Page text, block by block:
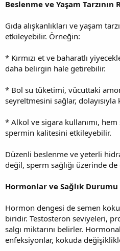
Beslenme ve Yaşam Tarzının
Gıda alışkanlıkları ve yaşam
etkileyebilir. Örneğin:
* Kırmızı et ve baharatlı
daha belirgin hale getirebilir.
* Bol su tüketimi, vücuttaki
seyreltmesini sağlar,
* Alkol ve sigara kullanımı,
spermin kalitesini etkileyebilir.
Düzenli beslenme ve yeterli
değil, sperm sağlığı üzerinde
Hormonlar ve Sağlık Durumu
Hormon dengesi de semen
biridir. Testosteron seviyeleri,
salgı miktarını belirler.
enfeksiyonlar, kokuda